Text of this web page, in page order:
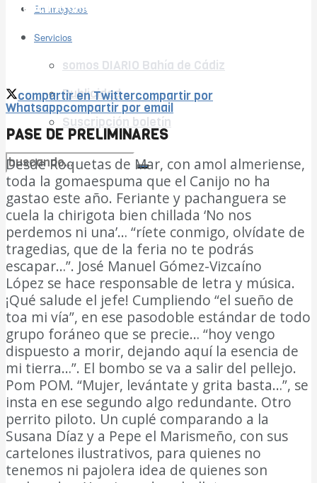
En imágenes
Servicios
somos DIARIO Bahía de Cádiz
Publicidad
Suscripción boletín
no encontramos resultados coincidentes
Ver todos los resultados
no encontramos resultados coincidentes
compartir en Twittercompartir por
Whatsappcompartir por email
PASE DE PRELIMINARES
Desde Roquetas de Mar, con amol almeriense,
toda la gomaespuma que el Canijo no ha
gastao este año. Feriante y pachanguera se
cuela la chirigota bien chillada ‘No nos
perdemos ni una’… “ríete conmigo, olvídate de
tragedias, que de la feria no te podrás
escapar…”. José Manuel Gómez-Vizcaíno
López se hace responsable de letra y música.
¡Qué salude el jefe! Cumpliendo “el sueño de
toa mi vía”, en ese pasodoble estándar de todo
grupo foráneo que se precie… “hoy vengo
dispuesto a morir, dejando aquí la esencia de
mi tierra…”. El bombo se va a salir del pellejo.
Pom POM. “Mujer, levántate y grita basta…”, se
insta en ese segundo algo redundante. Otro
perrito piloto. Un cuplé comparando a la
Susana Díaz y a Pepe el Marismeño, con sus
cartelones ilustrativos, para quienes no
tenemos ni pajolera idea de quienes son